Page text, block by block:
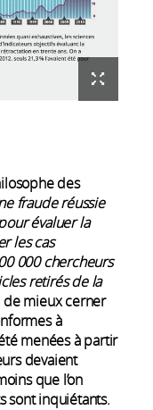
des
fraude réussie
évaluer la
les cas
000 chercheurs
retirés de la
de mieux cerner
à
menées à partir
devaient
que l’on
sont inquiétants.